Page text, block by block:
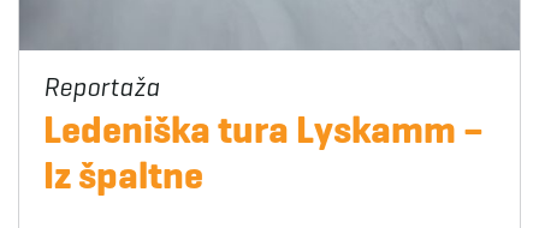
Ledeniška tura Lyskamm –
Iz špaltne